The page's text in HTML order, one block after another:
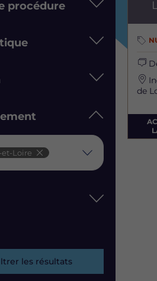
procédure
Loire
les résultats
de